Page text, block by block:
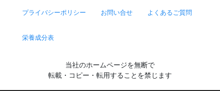
プライバシーポリシー お問い合せ よくあるご質問
栄養成分表
当社のホームページを無断で
転載・コピー・転用することを禁じます